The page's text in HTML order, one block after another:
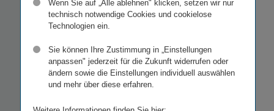
Bulgarien:
Fusion von
Bulstrad und
Wenn Sie auf „Alle ablehnen" klicken, setzen wir nur
technisch notwendige Cookies und cookielose
Technologien ein.
Sie können Ihre Zustimmung in „Einstellungen
anpassen" jederzeit für die Zukunft widerrufen oder
ändern sowie die Einstellungen individuell auswählen
und mehr über diese erfahren.